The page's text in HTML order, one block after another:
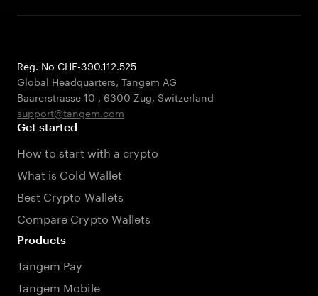
Reg. No CHE-390.112.525
Global Headquarters, Tangem AG
Baarerstrasse 10 , 6300 Zug, Switzerland
support@tangem.com
Get started
How to start with a crypto
What is Cold Wallet
Best Crypto Wallets
Compare Crypto Wallets
Products
Tangem Pay
Tangem Mobile